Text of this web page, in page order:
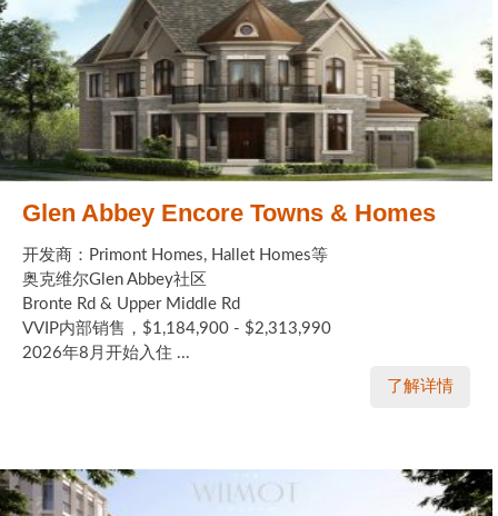
Glen Abbey Encore Towns & Homes
开发商：Primont Homes, Hallet Homes等
奥克维尔Glen Abbey社区
Bronte Rd & Upper Middle Rd
VVIP内部销售，$1,184,900 - $2,313,990
2026年8月开始入住 ...
了解详情